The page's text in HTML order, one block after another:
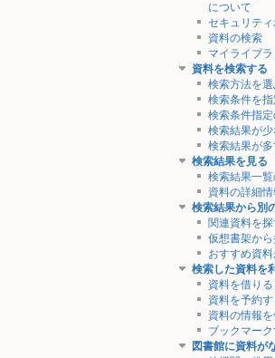
について
セキュリテ
資料の検索
マイライブ
資料を検索する
検索方法を選
検索条件を
検索条件指
検索結果が
検索結果が
検索結果を見る
検索結果一
資料の詳細
検索結果から別
関連資料を
仮想書架か
おすすめ資
検索した資料を
資料を借りる
資料を予約す
資料の情報
ブックマーク
図書館に資料が